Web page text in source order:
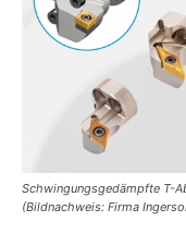
Schwingungsgedämpfte T-
(Bildnachweis: Firma